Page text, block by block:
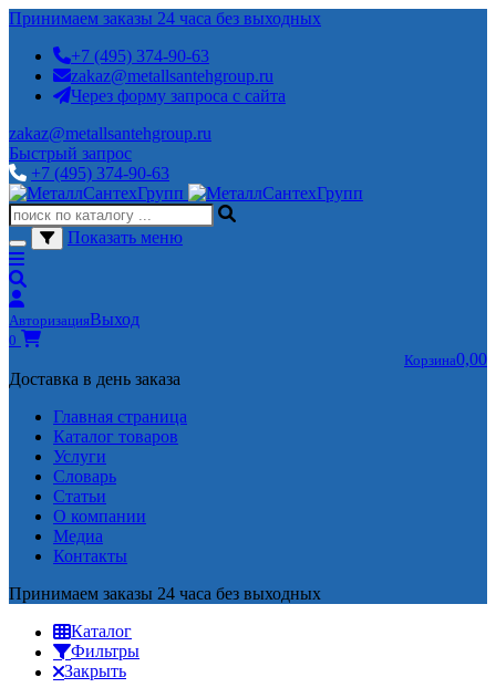
Принимаем заказы 24 часа без выходных
+7 (495) 374-90-63
zakaz@metallsantehgroup.ru
Через форму запроса с сайта
zakaz@metallsantehgroup.ru
Быстрый запрос
+7 (495) 374-90-63
Показать меню
АвторизацияВыход
0
Корзина0,00
Доставка в день заказа
Главная страница
Каталог товаров
Услуги
Словарь
Статьи
О компании
Медиа
Контакты
Принимаем заказы 24 часа без выходных
Каталог
Фильтры
Закрыть